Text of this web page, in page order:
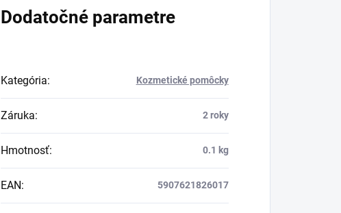
Dodatočné parametre
Kategória: Kozmetické pomôcky
Záruka: 2 roky
Hmotnosť: 0.1 kg
EAN: 5907621826017